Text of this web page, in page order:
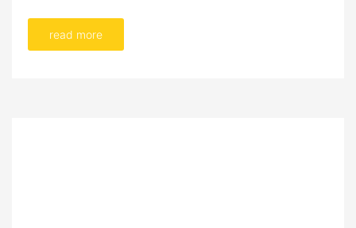
read more